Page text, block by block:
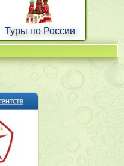
Туры по России